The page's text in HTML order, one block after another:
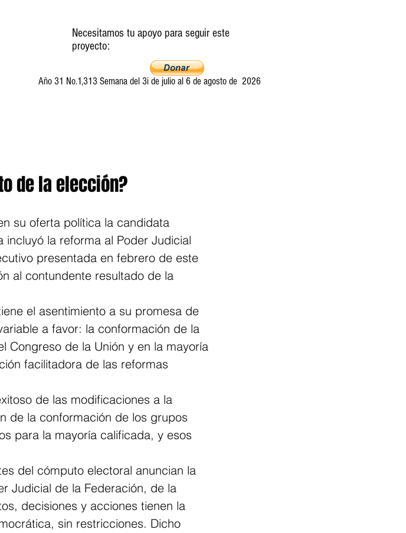
Necesitamos tu apoyo para seguir este
proyecto:
Año 31 No.1,313 Semana del 3i de julio al 6 de agosto de 2026
de la elección?
su oferta política la candidata
la reforma al Poder Judicial
presentada en febrero de este
al contundente resultado de la
el asentimiento a su promesa de
a favor: la conformación de la
Congreso de la Unión y en la mayoría
facilitadora de las reformas
de las modificaciones a la
de la conformación de los grupos
para la mayoría calificada, y esos
del cómputo electoral anuncian la
Judicial de la Federación, de la
decisiones y acciones tienen la
sin restricciones. Dicho